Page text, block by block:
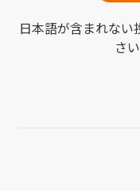
日本語が含まれな
さ